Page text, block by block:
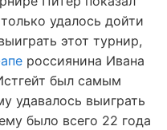
удалось дойти
этот турнир,
россиянина Ивана
был самым
удавалось выиграть
было всего 22 года